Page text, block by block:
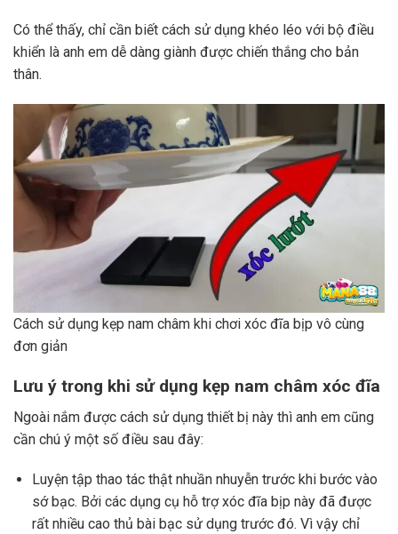
Có thể thấy, chỉ cần biết cách sử dụng khéo léo với bộ điều
khiển là anh em dễ dàng giành được chiến thắng cho bản
thân.
Cách sử dụng kẹp nam châm khi chơi xóc đĩa bịp vô cùng
đơn giản
Lưu ý trong khi sử dụng kẹp nam châm xóc đĩa
Ngoài nắm được cách sử dụng thiết bị này thì anh em cũng
cần chú ý một số điều sau đây:
Luyện tập thao tác thật nhuần nhuyễn trước khi bước vào
sớ bạc. Bởi các dụng cụ hỗ trợ xóc đĩa bịp này đã được
rất nhiều cao thủ bài bạc sử dụng trước đó. Vì vậy chỉ